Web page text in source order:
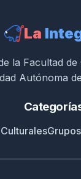
La
la Facultad de
Autónoma